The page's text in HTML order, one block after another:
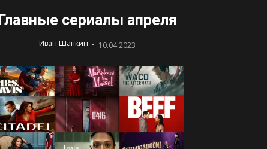
Главные сериалы апреля
Иван Шапкин - 10.04.2023